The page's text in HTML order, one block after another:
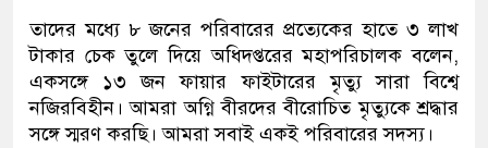
তাদের মধ্যে ৮ জনের পরিবারের প্রত্যেকের হাতে ৩ লাখ
টাকার চেক তুলে দিয়ে অধিদপ্তরের মহাপরিচালক বলেন,
একসঙ্গে ১৩ জন ফায়ার ফাইটারের মৃত্যু সারা বিশ্বে
নজিরবিহীন। আমরা অগ্নি বীরদের বীরোচিত মৃত্যুকে শ্রদ্ধার
সঙ্গে স্মরণ করছি। আমরা সবাই একই পরিবারের সদস্য।